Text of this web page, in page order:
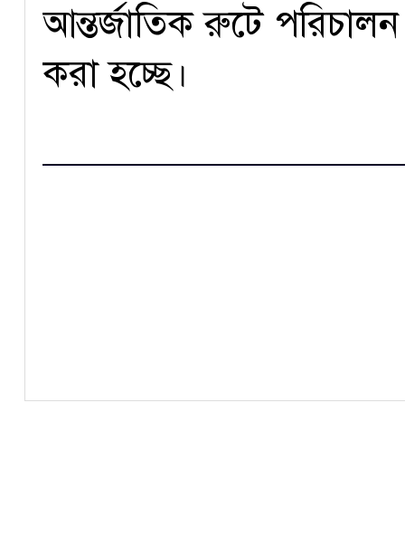
আন্তর্জাতিক রুটে
করা হচ্ছে।